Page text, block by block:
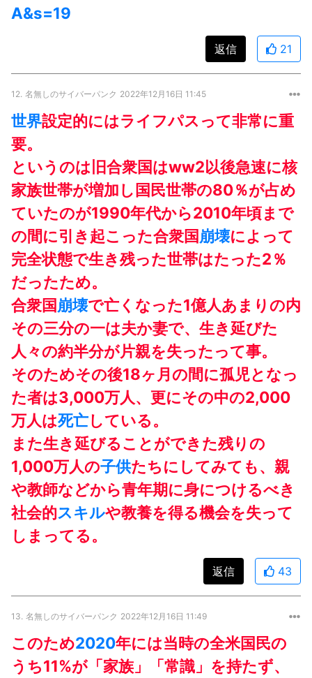
A&s=19
返信 21
12. 名無しのサイバーパンク 2022年12月16日 11:45
世界設定的にはライフパスって非常に重
要。
というのは旧合衆国はww2以後急速に核
家族世帯が増加し国民世帯の80％が占め
ていたのが1990年代から2010年頃まで
の間に引き起こった合衆国崩壊によって
完全状態で生き残った世帯はたった2％
だったため。
合衆国崩壊で亡くなった1億人あまりの内
その三分の一は夫か妻で、生き延びた
人々の約半分が片親を失ったって事。
そのためその後18ヶ月の間に孤児となっ
た者は3,000万人、更にその中の2,000
万人は死亡している。
また生き延びることができた残りの
1,000万人の子供たちにしてみても、親
や教師などから青年期に身につけるべき
社会的スキルや教養を得る機会を失って
しまってる。
返信 43
13. 名無しのサイバーパンク 2022年12月16日 11:49
このため2020年には当時の全米国民の
うち11%が「家族」「常識」を持たず、